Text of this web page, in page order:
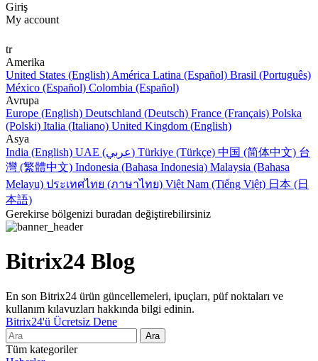
Giriş
My account
tr
Amerika
United States (English) América Latina (Español) Brasil (Português)
México (Español) Colombia (Español)
Avrupa
Europe (English) Deutschland (Deutsch) France (Français) Polska
(Polski) Italia (Italiano) United Kingdom (English)
Asya
India (English)
UAE (عربي) Türkiye (Türkçe) 中国 (简体中文) 台
灣 (繁體中文) Indonesia (Bahasa Indonesia) Malaysia (Bahasa
Melayu) ประเทศไทย (ภาษาไทย) Việt Nam (Tiếng Việt) 日本 (日
本語)
Gerekirse bölgenizi buradan değiştirebilirsiniz
Bitrix24 Blog
En son Bitrix24 ürün güncellemeleri, ipuçları, püf noktaları ve
kullanım kılavuzları hakkında bilgi edinin.
Bitrix24'ü Ücretsiz Dene
Tüm kategoriler